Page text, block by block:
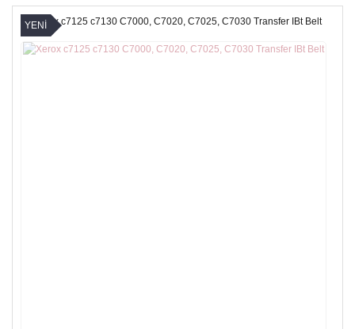
YENİ